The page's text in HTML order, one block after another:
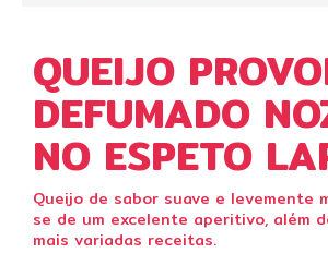
QUEIJO
DEFUMADO
NO ESPETO
Queijo de sabor suave e levemente
se de um excelente aperitivo, além
mais variadas receitas.